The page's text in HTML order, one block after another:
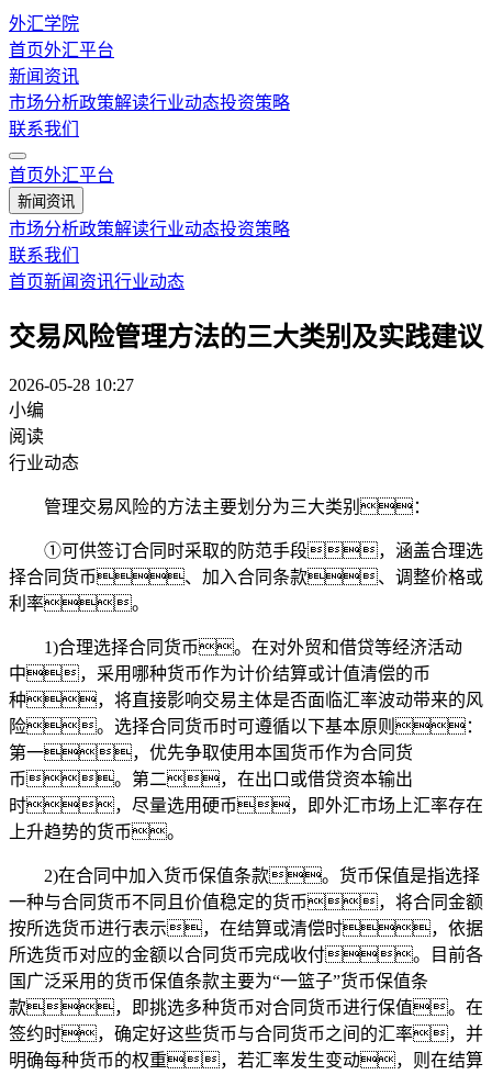
外汇学院
首页外汇平台
新闻资讯
市场分析政策解读行业动态投资策略
联系我们
首页外汇平台
新闻资讯
市场分析政策解读行业动态投资策略
联系我们
首页新闻资讯行业动态
交易风险管理方法的三大类别及实践建议
2026-05-28 10:27
小编
阅读
行业动态
管理交易风险的方法主要划分为三大类别：
①可供签订合同时采取的防范手段，涵盖合理选
择合同货币、加入合同条款、调整价格或
利率。
1)合理选择合同货币。在对外贸和借贷等经济活动
中，采用哪种货币作为计价结算或计值清偿的币
种，将直接影响交易主体是否面临汇率波动带来的风
险。选择合同货币时可遵循以下基本原则：
第一，优先争取使用本国货币作为合同货
币。第二，在出口或借贷资本输出
时，尽量选用硬币，即外汇市场上汇率存在
上升趋势的货币。
2)在合同中加入货币保值条款。货币保值是指选择
一种与合同货币不同且价值稳定的货币，将合同金额
按所选货币进行表示，在结算或清偿时，依据
所选货币对应的金额以合同货币完成收付。目前各
国广泛采用的货币保值条款主要为“一篮子”货币保值条
款，即挑选多种货币对合同货币进行保值。在
签约时，确定好这些货币与合同货币之间的汇率，并
明确每种货币的权重，若汇率发生变动，则在结算